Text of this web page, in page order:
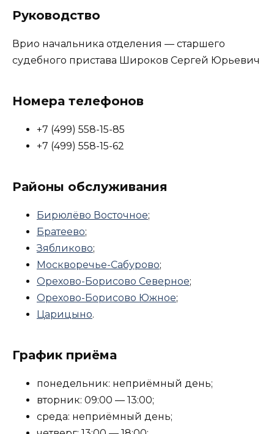
Руководство
Врио начальника отделения — старшего
судебного пристава Широков Сергей Юрьевич
Номера телефонов
+7 (499) 558-15-85
+7 (499) 558-15-62
Районы обслуживания
Бирюлёво Восточное;
Братеево;
Зябликово;
Москворечье-Сабурово;
Орехово-Борисово Северное;
Орехово-Борисово Южное;
Царицыно.
График приёма
понедельник: неприёмный день;
вторник: 09:00 — 13:00;
среда: неприёмный день;